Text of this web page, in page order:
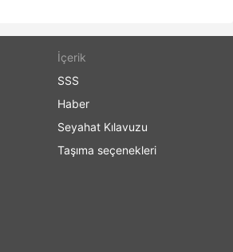
İçerik
SSS
Haber
Seyahat Kılavuzu
Taşıma seçenekleri